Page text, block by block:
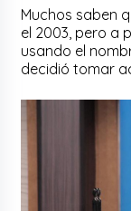
Muchos saben
el 2003, pero a
usando el
decidió tomar